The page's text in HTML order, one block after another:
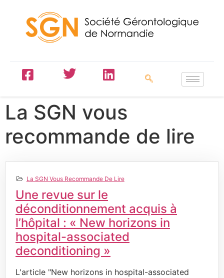
La SGN vous
recommande de lire
La SGN Vous Recommande De Lire
Une revue sur le
déconditionnement acquis à
l’hôpital : « New horizons in
hospital-associated
deconditioning »
L'article "New horizons in hospital-associated